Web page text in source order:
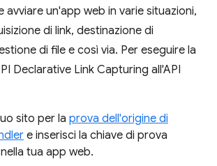
avviare un'app web in varie situazioni,
di link, destinazione di
di file e così via. Per eseguire la
Declarative Link Capturing all'API
sito per la prova dell'origine di
e inserisci la chiave di prova
tua app web.